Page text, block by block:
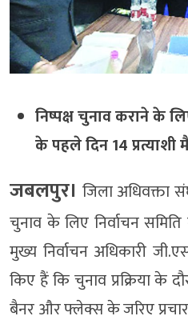
निष्पक्ष चुनाव कराने के
के पहले दिन 14 प्रत्याशी
जबलपुर। जिला अधिवक्ता
चुनाव के लिए निर्वाचन
मुख्य निर्वाचन अधिकारी
किए हैं कि चुनाव प्रक्रिया के
बैनर और फ्लेक्स के जरिए प्रचार